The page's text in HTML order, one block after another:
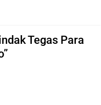
Tegas Para